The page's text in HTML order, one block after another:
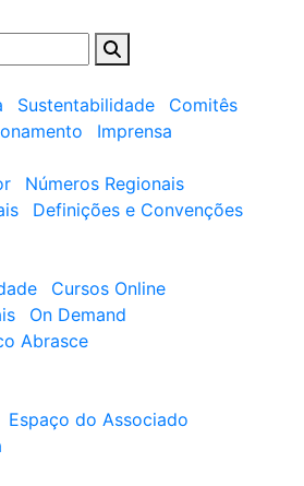
Sustentabilidade
Comitês
Imprensa
Números Regionais
Definições e Convenções
Cursos Online
On Demand
Abrasce
Espaço do Associado